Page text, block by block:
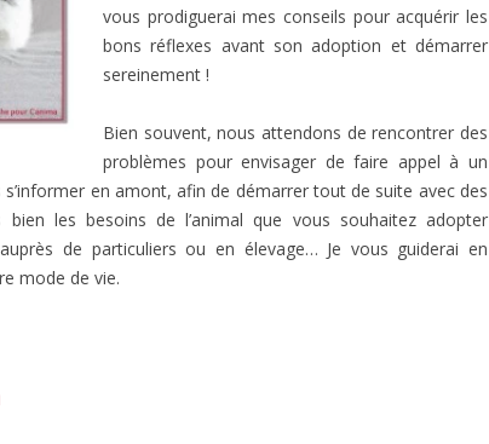
vous prodiguerai mes conseils pour acquérir les
bons réflexes avant son adoption et démarrer
sereinement !
Bien souvent, nous attendons de rencontrer des
problèmes pour envisager de faire appel à un
en amont, afin de démarrer tout de suite avec des
bien les besoins de l’animal que vous souhaitez adopter
de particuliers ou en élevage… Je vous guiderai en
mode de vie.